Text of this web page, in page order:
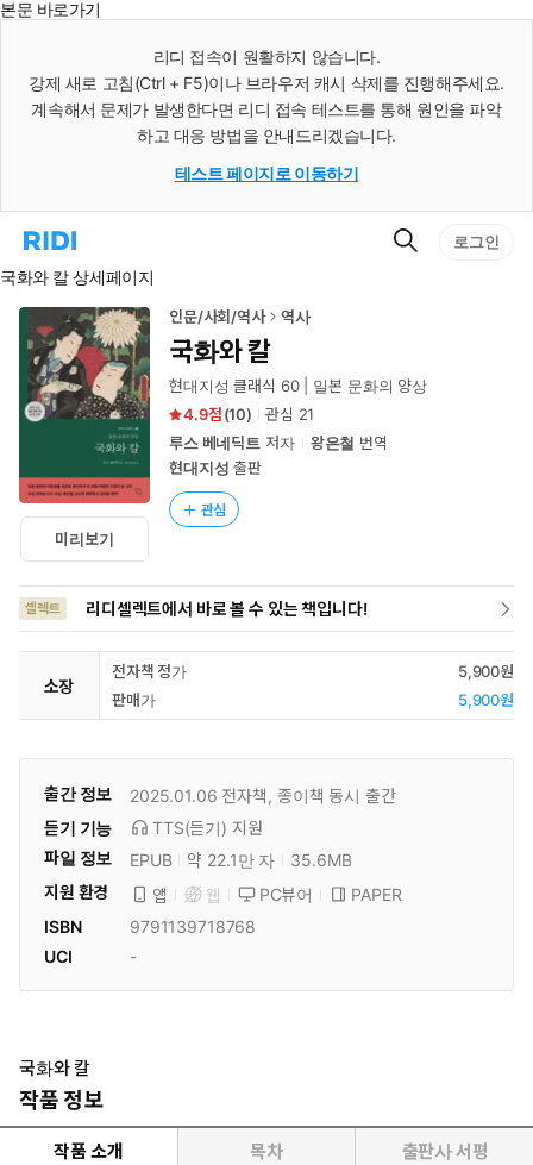
본문 바로가기
리디 접속이 원활하지 않습니다.
강제 새로 고침(Ctrl + F5)이나 브라우저 캐시 삭제를 진행해주세요.
계속해서 문제가 발생한다면 리디 접속 테스트를 통해 원인을 파악
하고 대응 방법을 안내드리겠습니다.
테스트 페이지로 이동하기
리
홈
로
이
동
검
로그인
국화와 칼 상세페이지
미리보기
인문/사회/역사 역사
국화와 칼
현대지성 클래식 60 | 일본 문화의 양상
4.9
(10) 관심 21
루스 베네딕트 저자 왕은철 번역
현대지성 출판
관심
셀렉트 리디셀렉트에서 바로 볼 수 있는 책입니다!
소장
전자책 정가
5,900원
판매가
5,900원
출간 정보 2025.01.06 전자책, 종이책 동시 출간
듣기 기능
TTS(듣기) 지원
파일 정보
EPUB 약 22.1만 자
35.6MB
지원 환경
앱 웹 PC뷰어
PAPER
ISBN
9791139718768
UCI
-
국화와 칼
작품 정보
작품 소개 목차 출판사 서평